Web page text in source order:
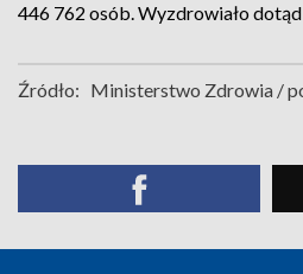
446 762 osób. Wyzdrowiało
Źródło: Ministerstwo Zdrowia /